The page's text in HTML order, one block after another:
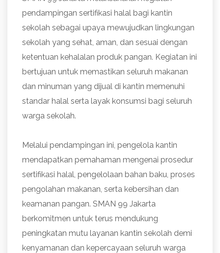
pendampingan sertifikasi halal bagi kantin
sekolah sebagai upaya mewujudkan lingkungan
sekolah yang sehat, aman, dan sesuai dengan
ketentuan kehalalan produk pangan. Kegiatan ini
bertujuan untuk memastikan seluruh makanan
dan minuman yang dijual di kantin memenuhi
standar halal serta layak konsumsi bagi seluruh
warga sekolah.
Melalui pendampingan ini, pengelola kantin
mendapatkan pemahaman mengenai prosedur
sertifikasi halal, pengelolaan bahan baku, proses
pengolahan makanan, serta kebersihan dan
keamanan pangan. SMAN 99 Jakarta
berkomitmen untuk terus mendukung
peningkatan mutu layanan kantin sekolah demi
kenyamanan dan kepercayaan seluruh warga